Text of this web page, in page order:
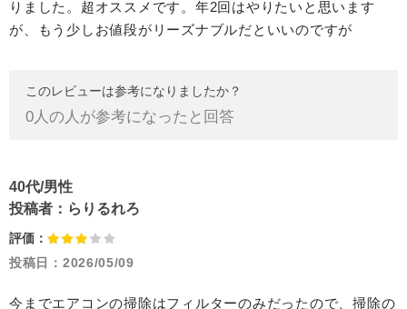
りました。超オススメです。年2回はやりたいと思います
が、もう少しお値段がリーズナブルだといいのですが
このレビューは参考になりましたか？
0人の人が参考になったと回答
40代/男性
投稿者： らりるれろ
評価：
投稿日： 2026/05/09
今までエアコンの掃除はフィルターのみだったので、掃除の